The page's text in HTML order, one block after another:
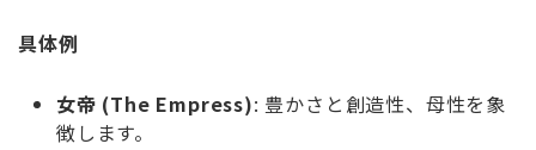
具体例
女帝 (The Empress): 豊かさと創造性、母性を象
徴します。